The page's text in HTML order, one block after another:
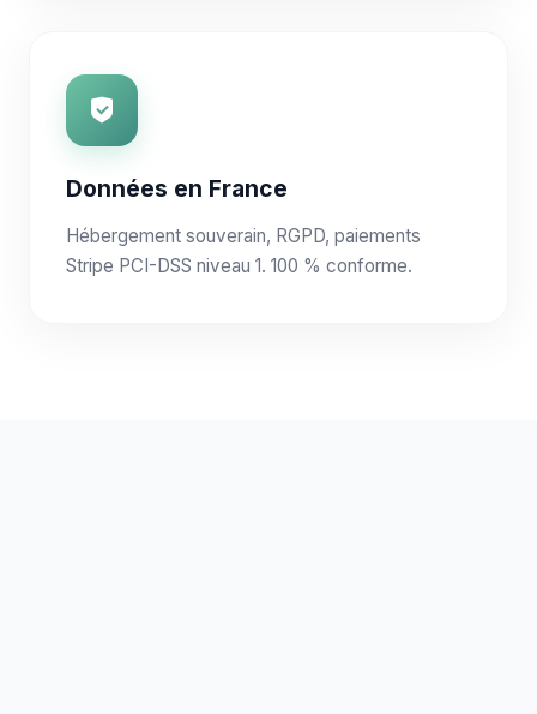
Données en France
Hébergement souverain, RGPD, paiements
Stripe PCI-DSS niveau 1. 100 % conforme.